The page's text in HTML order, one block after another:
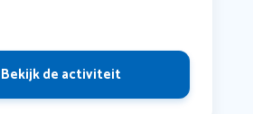
Bekijk de activiteit